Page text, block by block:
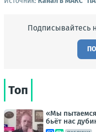
Подписывайтесь
Топ
«Мы
бьёт нас